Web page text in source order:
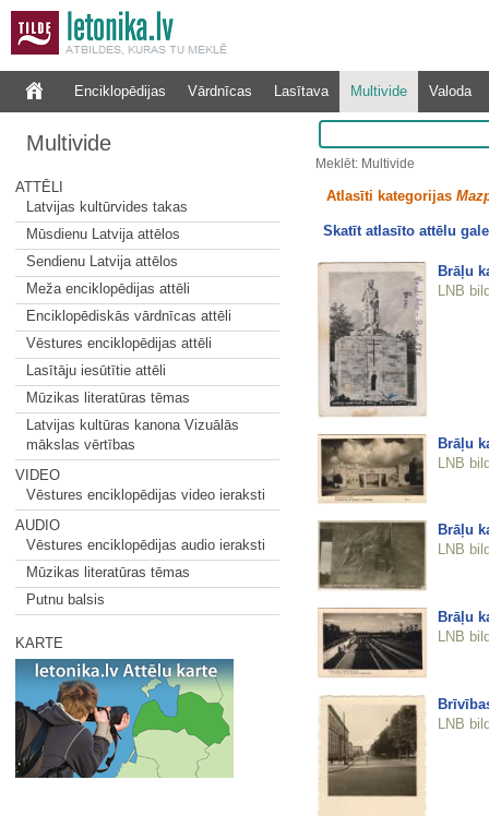
Enciklopēdijas Vārdnīcas Lasītava Multivide Valoda
Multivide
ATTĒLI
Latvijas kultūrvides takas
Mūsdienu Latvija attēlos
Sendienu Latvija attēlos
Meža enciklopēdijas attēli
Enciklopēdiskās vārdnīcas attēli
Vēstures enciklopēdijas attēli
Lasītāju iesūtītie attēli
Mūzikas literatūras tēmas
Latvijas kultūras kanona Vizuālās
mākslas vērtības
VIDEO
Vēstures enciklopēdijas video ieraksti
AUDIO
Vēstures enciklopēdijas audio ieraksti
Mūzikas literatūras tēmas
Putnu balsis
KARTE
Meklēt: Multivide
Atlasīti kategorijas
Skatīt atlasīto attēlu
Brāļu
LNB
Brāļu
LNB
Brāļu
LNB
Brāļu
LNB
LNB